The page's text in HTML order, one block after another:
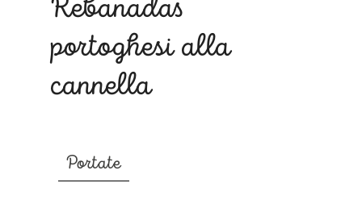
Rebanadas
portoghesi alla
cannella
Portate